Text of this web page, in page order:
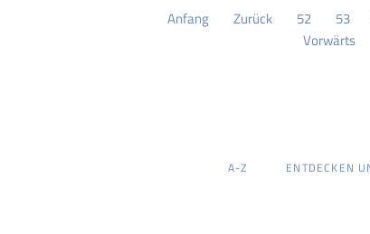
Anfang Zurück 52 53
Vorwärts
ÜBERSPRINGEN
A-Z ENTDECKEN